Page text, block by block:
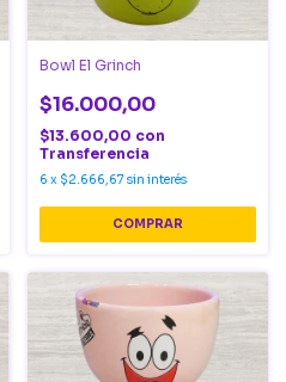
Bowl El Grinch
$16.000,00
$13.600,00 con
Transferencia
6 x $2.666,67 sin interés